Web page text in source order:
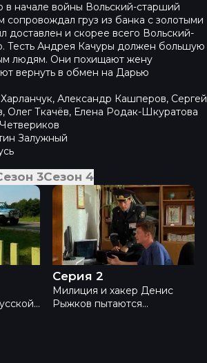
в начале войны Вольский-старший
сопровождал груз из банка с золотыми
доставлен и скорее всего Вольский-
Тесть Андрея Качуры должен большую
людям. Они похищают жену
вернуть в обмен на Дарью
Александр Кашперов, Сергей
Олег Ткачёв, Елена Родак-Шкуратова
Залужный
3Сезон 4
1 Сетевая угроза - Серия 2
Серия 2
Милиция и хакер Денис
Рыжков пытаются